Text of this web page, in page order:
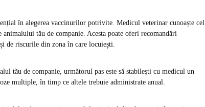
în alegerea vaccinurilor potrivite. Medicul veterinar cunoaște cel
animalului tău de companie. Acesta poate oferi recomandări
de riscurile din zona în care locuiești.
tău de companie, următorul pas este să stabilești cu medicul un
multiple, în timp ce altele trebuie administrate anual.